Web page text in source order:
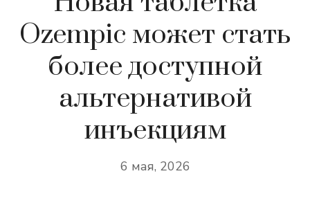
Ozempic может стать
более доступной
альтернативой
инъекциям
6 мая, 2026